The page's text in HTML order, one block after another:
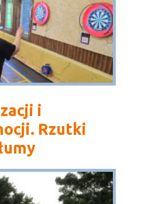
i
Rzutki